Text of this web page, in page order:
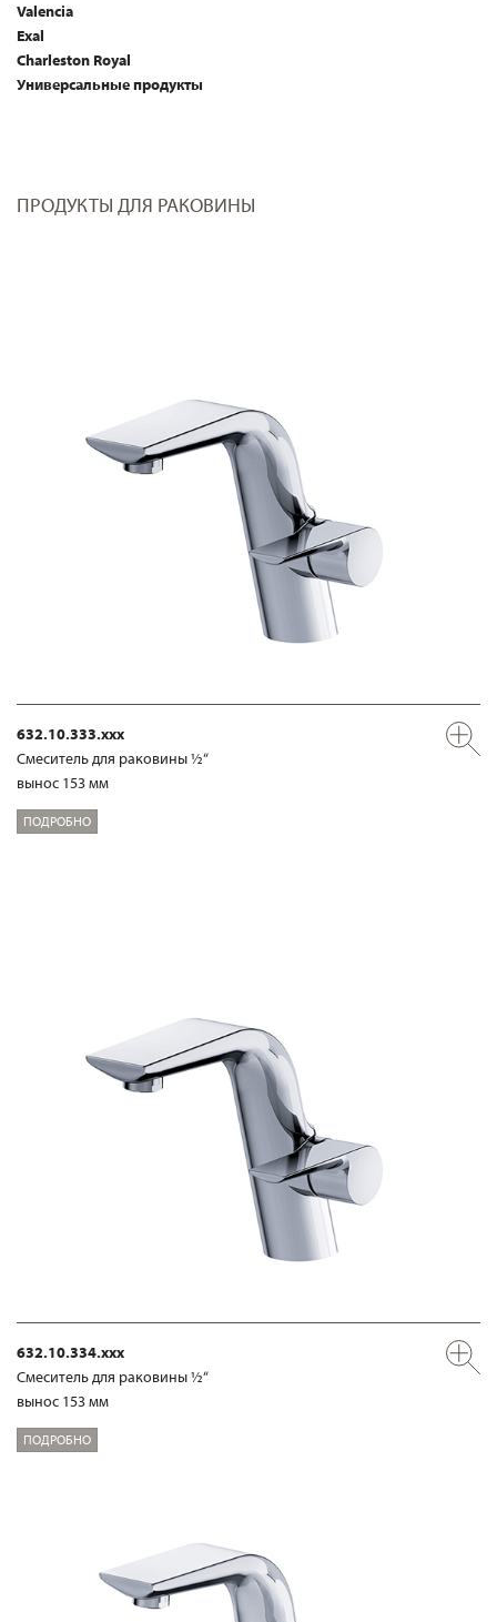
Valencia
Exal
Charleston Royal
Универсальные продукты
ПРОДУКТЫ ДЛЯ РАКОВИНЫ
632.10.333.xxx
Смеситель для раковины ½“
вынос 153 мм
ПОДРОБНО
632.10.334.xxx
Смеситель для раковины ½“
вынос 153 мм
ПОДРОБНО